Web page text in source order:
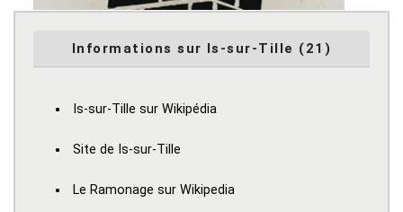
Informations sur Is-sur-Tille (21)
Is-sur-Tille sur Wikipédia
Site de Is-sur-Tille
Le Ramonage sur Wikipedia